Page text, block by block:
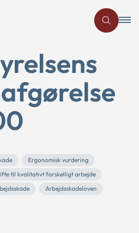
Ergonomisk vurdering
til kvalitativt forskelligt arbejde
Arbejdsskadeloven